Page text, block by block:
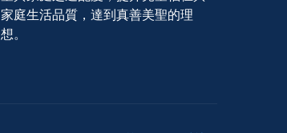
家庭生活品質，達到真善美聖的理
想。